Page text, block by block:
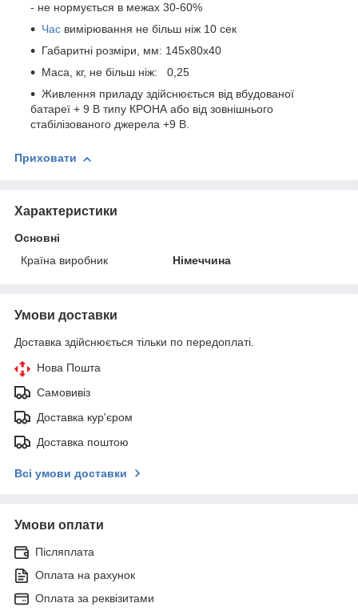
- не нормується в межах 30-60%
Час вимірювання не більш ніж 10 сек
Габаритні розміри, мм: 145х80х40
Маса, кг, не більш ніж: 0,25
Живлення приладу здійснюється від вбудованої
батареї + 9 В типу КРОНА або від зовнішнього
стабілізованого джерела +9 В.
Приховати
Характеристики
Основні
Країна виробник
Німеччина
Умови доставки
Доставка здійснюється тільки по передоплаті.
Нова Пошта
Самовивіз
Доставка кур'єром
Доставка поштою
Всі умови доставки
Умови оплати
Післяплата
Оплата на рахунок
Оплата за реквізитами